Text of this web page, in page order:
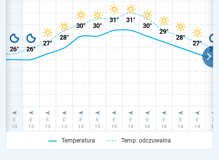
Temperatura Temp. odczuwalna